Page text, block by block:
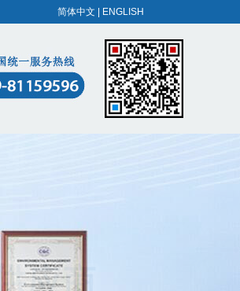
简体中文 ENGLISH